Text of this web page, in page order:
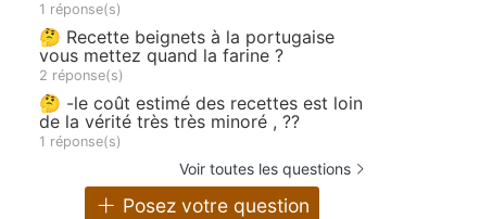
1 réponse(s)
🤔 Recette beignets à la portugaise
vous mettez quand la farine ?
2 réponse(s)
🤔 -le coût estimé des recettes est loin
de la vérité très très minoré , ??
1 réponse(s)
Voir toutes les questions
Posez votre question